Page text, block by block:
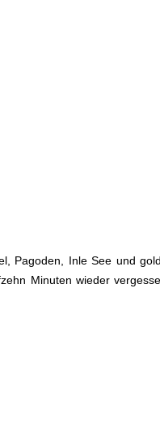
Pagoden, Inle See und
Minuten wieder